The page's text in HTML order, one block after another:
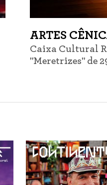
ARTES
Caixa Cultural
"Meretrizes" de